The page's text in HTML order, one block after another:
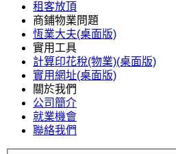
租客放頂
商鋪物業問題
恆業大夫(桌面版)
實用工具
計算印花稅(物業)(桌面版)
實用網址(桌面版)
關於我們
公司簡介
就業機會
聯絡我們